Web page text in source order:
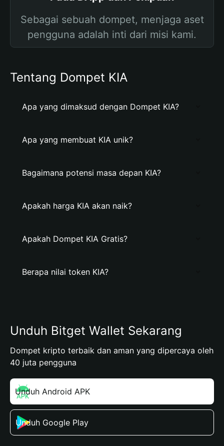
Sebagai sebuah dompet, menjaga aset
pengguna adalah inti dari misi kami.
Tentang Dompet KIA
Apa yang dimaksud dengan Dompet KIA?
Apa yang membuat KIA unik?
Bagaimana potensi masa depan KIA?
Apakah harga KIA akan naik?
Apakah Dompet KIA Gratis?
Berapa nilai token KIA?
Unduh Bitget Wallet Sekarang
Dompet kripto terbaik dan aman yang dipercaya oleh
40 juta pengguna
Unduh Android APK
Unduh Google Play